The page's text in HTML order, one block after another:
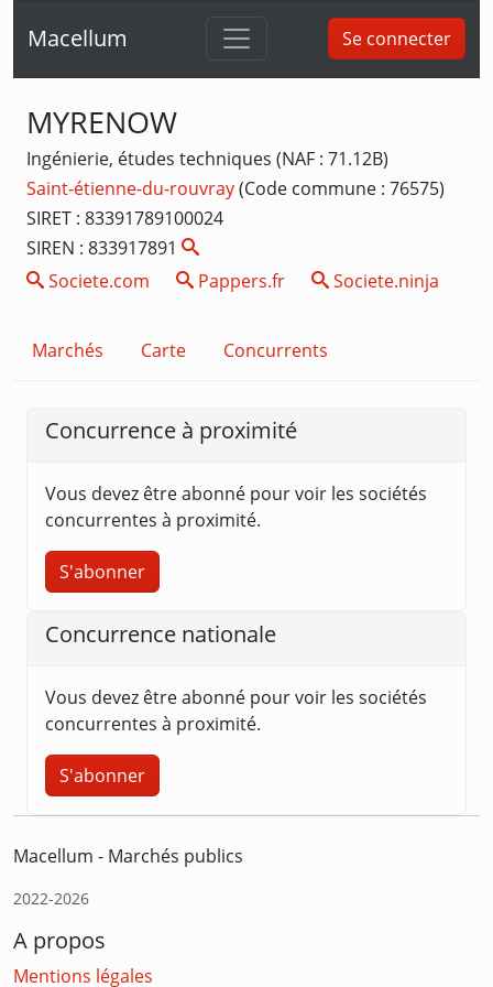
Macellum Se connecter
MYRENOW
Ingénierie, études techniques (NAF : 71.12B)
Saint-étienne-du-rouvray(Code commune : 76575)
SIRET : 83391789100024
SIREN : 833917891
Societe.com
Pappers.fr Societe.ninja
Marchés Carte Concurrents
Concurrence à proximité
Vous devez être abonné pour voir les sociétés
concurrentes à proximité.
S'abonner
Concurrence nationale
Vous devez être abonné pour voir les sociétés
concurrentes à proximité.
S'abonner
Macellum - Marchés publics
2022-2026
A propos
Mentions légales